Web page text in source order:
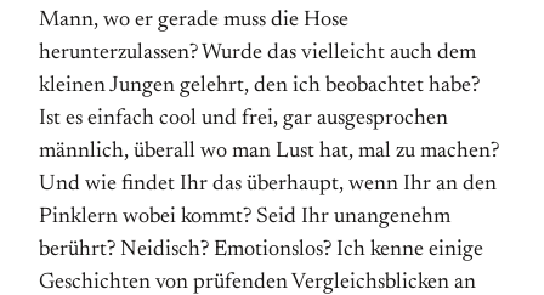
Mann, wo er gerade muss die Hose
herunterzulassen? Wurde das vielleicht auch dem
kleinen Jungen gelehrt, den ich beobachtet habe?
Ist es einfach cool und frei, gar ausgesprochen
männlich, überall wo man Lust hat, mal zu machen?
Und wie findet Ihr das überhaupt, wenn Ihr an den
Pinklern wobei kommt? Seid Ihr unangenehm
berührt? Neidisch? Emotionslos? Ich kenne einige
Geschichten von prüfenden Vergleichsblicken an